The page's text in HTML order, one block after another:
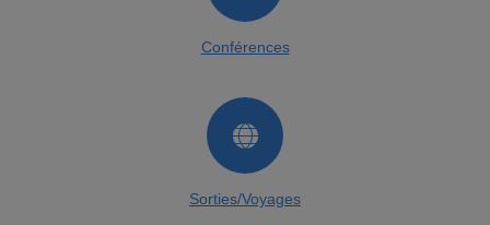
Conférences
Sorties/Voyages